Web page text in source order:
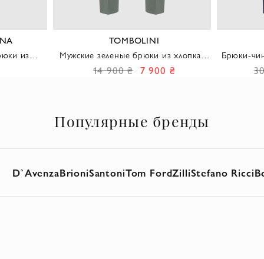
из
TOMBOLINI
Мужские зеленые брюки из хлопка и
эластана
14 900 ₴ 7 900 ₴
Брюки-
Популярные бренды
D`AvenzaBrioniSantoniTom FordZilliStefano Ricci